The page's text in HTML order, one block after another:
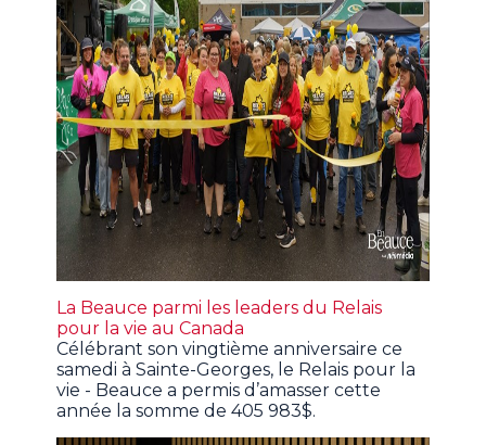
La Beauce parmi les leaders du Relais
pour la vie au Canada
Célébrant son vingtième anniversaire ce
samedi à Sainte-Georges, le Relais pour la
vie - Beauce a permis d’amasser cette
année la somme de 405 983$.